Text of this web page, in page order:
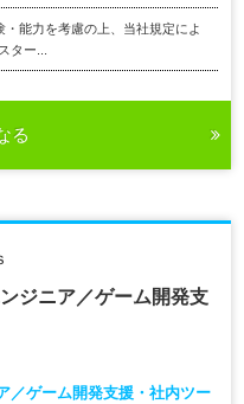
能力を考慮の上、当社規定によ
ター...
る
ジニア／ゲーム開発支
／ゲーム開発支援・社内ツー